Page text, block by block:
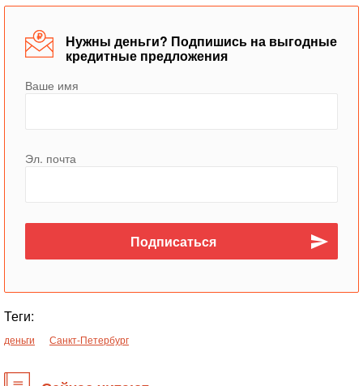
Нужны деньги? Подпишись на выгодные
кредитные предложения
Ваше имя
Эл. почта
Теги:
деньги Санкт-Петербург